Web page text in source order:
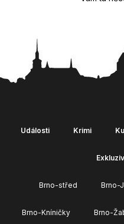
Události Krimi
Brno-střed Brno-
Brno-Kníničky Brno-